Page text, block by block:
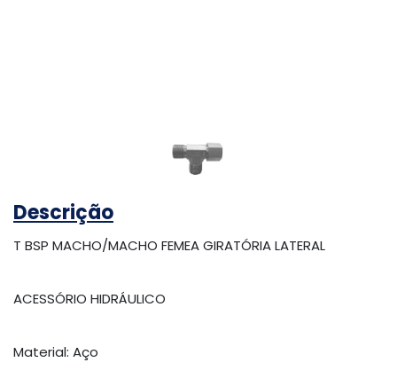
Descrição
T BSP MACHO/MACHO FEMEA GIRATÓRIA LATERAL
ACESSÓRIO HIDRÁULICO
Material: Aço